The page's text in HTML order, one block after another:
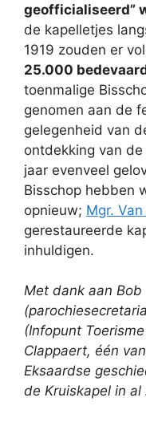
geofficialiseerd”
de kapelletjes
1919 zouden er
25.000
toenmalige
genomen aan de
gelegenheid van
ontdekking van
jaar evenveel
Bisschop hebben
opnieuw; Mgr.
gerestaureerde
inhuldigen.
Met dank aan Bob
(Infopunt
Clappaert, één
Eksaardse
de Kruiskapel in al